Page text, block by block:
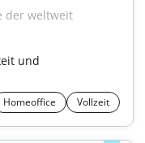
der weltweit
und
Homeoffice Vollzeit